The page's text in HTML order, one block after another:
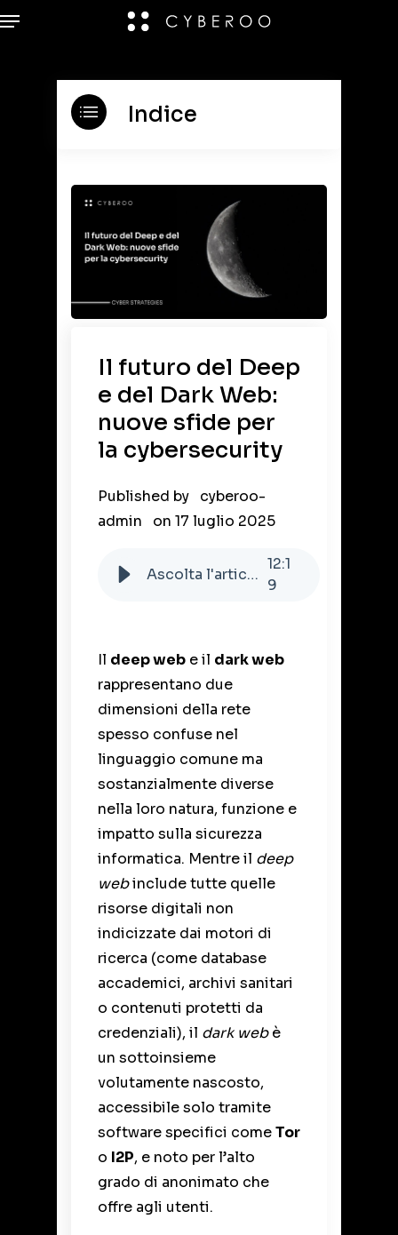
Indice
Il futuro del Deep
e del Dark Web:
nuove sfide per
la cybersecurity
Published by
cyberoo-
admin
on 17 luglio 2025
Ascolta l'articolo
12:1
9
Il deep web e il dark web
rappresentano due
dimensioni della rete
spesso confuse nel
linguaggio comune ma
sostanzialmente diverse
nella loro natura, funzione e
impatto sulla sicurezza
informatica. Mentre il deep
webinclude tutte quelle
risorse digitali non
indicizzate dai motori di
ricerca (come database
accademici, archivi sanitari
o contenuti protetti da
credenziali), il dark webè
un sottoinsieme
volutamente nascosto,
accessibile solo tramite
software specifici comeTor
o I2P, e noto per l’alto
grado di anonimato che
offre agli utenti.